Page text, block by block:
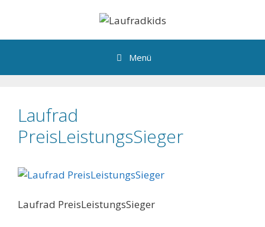
springen
Menü
Laufrad
PreisLeistungsSieger
Laufrad PreisLeistungsSieger